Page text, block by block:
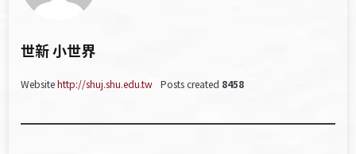
世新 小世界
Websitehttp://shuj.shu.edu.tw Posts created 8458